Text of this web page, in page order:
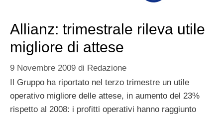
Allianz: trimestrale rileva utile
migliore di attese
9 Novembre 2009 di Redazione
Il Gruppo ha riportato nel terzo trimestre un utile
operativo migliore delle attese, in aumento del 23%
rispetto al 2008: i profitti operativi hanno raggiunto